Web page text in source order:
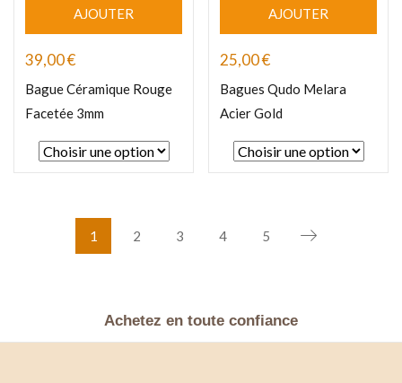
AJOUTER
39,00€
Bague Céramique Rouge
Facetée 3mm
AJOUTER
25,00€
Bagues Qudo Melara
Acier Gold
1 2 3 4 5
Achetez en toute confiance